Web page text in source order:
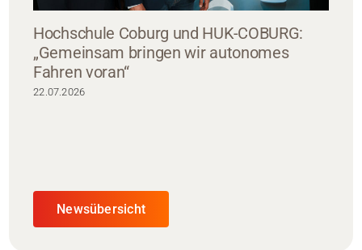
Hochschule Coburg und HUK-COBURG:
„Gemeinsam bringen wir autonomes
Fahren voran“
22.07.2026
Newsübersicht